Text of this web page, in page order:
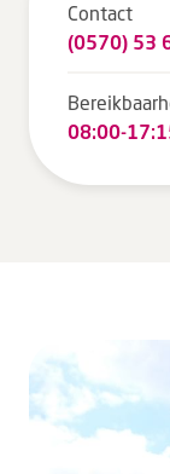
Werken bij DZ
Leren
Over ons
Contact
(0570) 53
08:00-